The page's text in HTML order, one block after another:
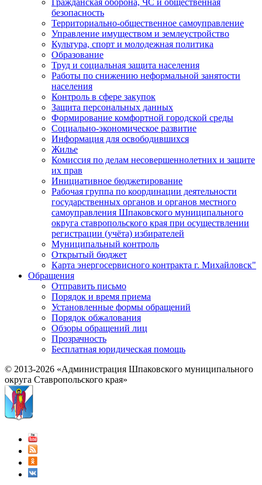
Гражданская оборона, ЧС и общественная
безопасность
Территориально-общественное самоуправление
Управление имуществом и землеустройство
Культура, спорт и молодежная политика
Образование
Труд и социальная защита населения
Работы по снижению неформальной занятости
населения
Контроль в сфере закупок
Защита персональных данных
Формирование комфортной городской среды
Социально-экономическое развитие
Информация для освободившихся
Жилье
Комиссия по делам несовершеннолетних и защите
их прав
Инициативное бюджетирование
Рабочая группа по координации деятельности
государственных органов и органов местного
самоуправления Шпаковского муниципального
округа ставропольского края при осуществлении
регистрации (учёта) избирателей
Муниципальный контроль
Открытый бюджет
Карта энергосервисного контракта г. Михайловск"
Обращения
Отправить письмо
Порядок и время приема
Установленные формы обращений
Порядок обжалования
Обзоры обращений лиц
Прозрачность
Бесплатная юридическая помощь
© 2013-2026 «Администрация Шпаковского муниципального
округа Ставропольского края»